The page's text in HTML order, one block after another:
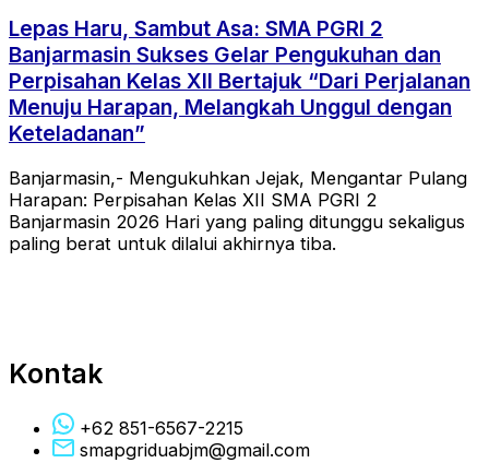
Lepas Haru, Sambut Asa: SMA PGRI 2
Banjarmasin Sukses Gelar Pengukuhan dan
Perpisahan Kelas XII Bertajuk “Dari Perjalanan
Menuju Harapan, Melangkah Unggul dengan
Keteladanan”
Banjarmasin,- Mengukuhkan Jejak, Mengantar Pulang
Harapan: Perpisahan Kelas XII SMA PGRI 2
Banjarmasin 2026 Hari yang paling ditunggu sekaligus
paling berat untuk dilalui akhirnya tiba.
Kontak
+62 851-6567-2215
smapgriduabjm@gmail.com